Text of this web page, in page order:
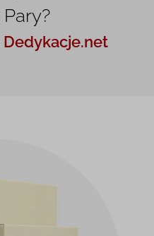
Pary?
Dedykacje.net